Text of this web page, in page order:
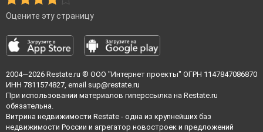
Оцените эту страницу
2004—2026 Restate.ru ® ООО "Интернет проекты" ОГРН 1147847086870
ИНН 7811574827, email sup@restate.ru
При использовании материалов гиперссылка на Restate.ru
обязательна.
Витрина недвижимости Restate - одна из крупнейших баз
недвижимости России и агрегатор новостроек и предложений